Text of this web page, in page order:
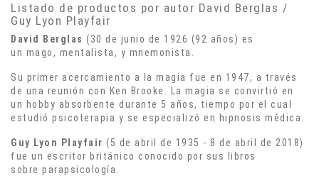
Listado de productos por autor David Berglas /
Guy Lyon Playfair
David Berglas (30 de junio de 1926 (92 años) es
un mago, mentalista, y mnemonista .
Su primer acercamiento a la magia fue en 1947, a través
de una reunión con Ken Brooke. La magia se convirtió en
un hobby absorbente durante 5 años, tiempo por el cual
estudió psicoterapia y se especializó en hipnosis médica.
Guy Lyon Playfair (5 de abril de 1935 - 8 de abril de 2018)
fue un escritor británico conocido por sus libros
sobre parapsicología.